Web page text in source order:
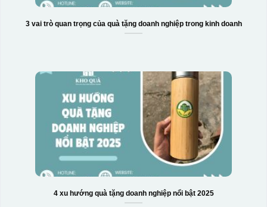
3 vai trò quan trọng của quà tặng doanh nghiệp trong kinh doanh
4 xu hướng quà tặng doanh nghiệp nổi bật 2025